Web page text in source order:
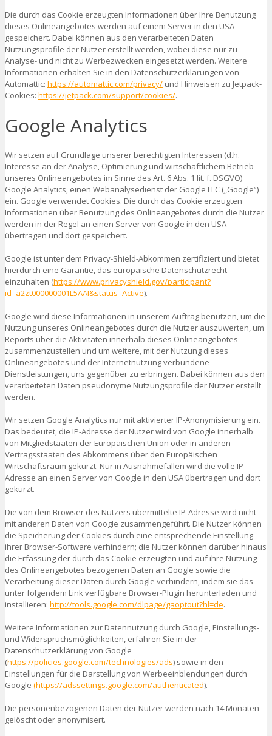
Die durch das Cookie erzeugten Informationen über Ihre Benutzung
dieses Onlineangebotes werden auf einem Server in den USA
gespeichert. Dabei können aus den verarbeiteten Daten
Nutzungsprofile der Nutzer erstellt werden, wobei diese nur zu
Analyse- und nicht zu Werbezwecken eingesetzt werden. Weitere
Informationen erhalten Sie in den Datenschutzerklärungen von
Automattic: https://automattic.com/privacy/ und Hinweisen zu Jetpack-
Cookies: https://jetpack.com/support/cookies/.
Google Analytics
Wir setzen auf Grundlage unserer berechtigten Interessen (d.h.
Interesse an der Analyse, Optimierung und wirtschaftlichem Betrieb
unseres Onlineangebotes im Sinne des Art. 6 Abs. 1 lit. f. DSGVO)
Google Analytics, einen Webanalysedienst der Google LLC („Google“)
ein. Google verwendet Cookies. Die durch das Cookie erzeugten
Informationen über Benutzung des Onlineangebotes durch die Nutzer
werden in der Regel an einen Server von Google in den USA
übertragen und dort gespeichert.
Google ist unter dem Privacy-Shield-Abkommen zertifiziert und bietet
hierdurch eine Garantie, das europäische Datenschutzrecht
einzuhalten (https://www.privacyshield.gov/participant?
id=a2zt000000001L5AAI&status=Active).
Google wird diese Informationen in unserem Auftrag benutzen, um die
Nutzung unseres Onlineangebotes durch die Nutzer auszuwerten, um
Reports über die Aktivitäten innerhalb dieses Onlineangebotes
zusammenzustellen und um weitere, mit der Nutzung dieses
Onlineangebotes und der Internetnutzung verbundene
Dienstleistungen, uns gegenüber zu erbringen. Dabei können aus den
verarbeiteten Daten pseudonyme Nutzungsprofile der Nutzer erstellt
werden.
Wir setzen Google Analytics nur mit aktivierter IP-Anonymisierung ein.
Das bedeutet, die IP-Adresse der Nutzer wird von Google innerhalb
von Mitgliedstaaten der Europäischen Union oder in anderen
Vertragsstaaten des Abkommens über den Europäischen
Wirtschaftsraum gekürzt. Nur in Ausnahmefällen wird die volle IP-
Adresse an einen Server von Google in den USA übertragen und dort
gekürzt.
Die von dem Browser des Nutzers übermittelte IP-Adresse wird nicht
mit anderen Daten von Google zusammengeführt. Die Nutzer können
die Speicherung der Cookies durch eine entsprechende Einstellung
ihrer Browser-Software verhindern; die Nutzer können darüber hinaus
die Erfassung der durch das Cookie erzeugten und auf ihre Nutzung
des Onlineangebotes bezogenen Daten an Google sowie die
Verarbeitung dieser Daten durch Google verhindern, indem sie das
unter folgendem Link verfügbare Browser-Plugin herunterladen und
installieren: http://tools.google.com/dlpage/gaoptout?hl=de.
Weitere Informationen zur Datennutzung durch Google, Einstellungs-
und Widerspruchsmöglichkeiten, erfahren Sie in der
Datenschutzerklärung von Google
(https://policies.google.com/technologies/ads) sowie in den
Einstellungen für die Darstellung von Werbeeinblendungen durch
Google (https://adssettings.google.com/authenticated).
Die personenbezogenen Daten der Nutzer werden nach 14 Monaten
gelöscht oder anonymisert.